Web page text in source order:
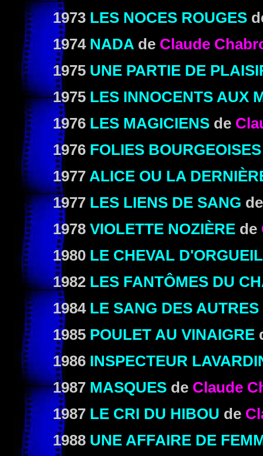
1973 LES NOCES ROUGES
1974NADA de Claude
1975 UNE PARTIE DE
1975 LES INNOCENTS AUX
1976 LES MAGICIENS de
1976 FOLIES BOURGEOISES
1977 ALICE OU LA
1977 LES LIENS DE SANG
1978 VIOLETTE NOZIÈRE de
1980 LE CHEVAL D'ORGUEIL
1982 LES FANTÔMES DU
1984 LE SANG DES AUTRES
1985 POULET AU VINAIGRE
1986 INSPECTEUR
1987 MASQUES de Claude
1987 LE CRI DU HIBOU de
1988 UNE AFFAIRE DE